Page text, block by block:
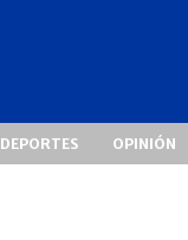
DEPORTES OPINIÓN